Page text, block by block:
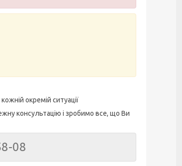
окремій ситуації
консультацію і зробимо все, що Ви
08